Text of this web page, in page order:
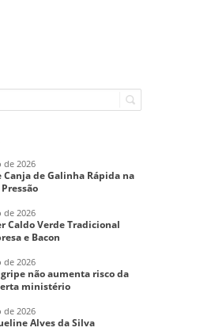
de 2026
Canja de Galinha Rápida na
de 2026
Caldo Verde Tradicional
e Bacon
de 2026
não aumenta risco da
ministério
de 2026
Alves da Silva